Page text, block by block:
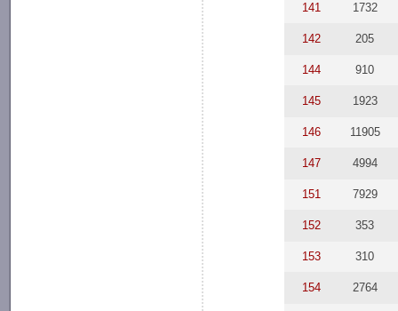
141 1732
142 205
144 910
145 1923
146 11905
147 4994
151 7929
152 353
153 310
154 2764